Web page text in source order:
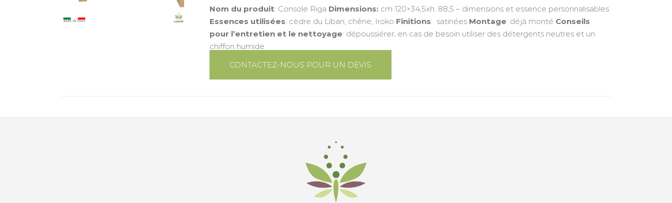
Nom du produit: Console Riga Dimensions: cm 120×34,5xh. 88,5 – dimensions et essence personnalisables
Essences utilisées: cèdre du Liban, chêne, Iroko Finitions: satinées Montage: déjà monté Conseils
pour l’entretien et le nettoyage: dépoussiérer; en cas de besoin utiliser des détergents neutres et un
chiffon humide
CONTACTEZ-NOUS POUR UN DEVIS